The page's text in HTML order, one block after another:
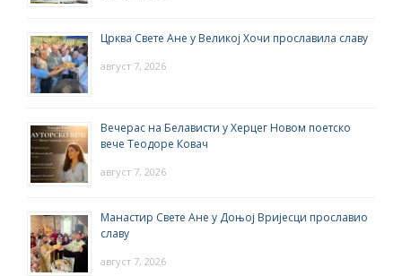
Црква Свете Ане у Великој Хочи прославила славу
август 7, 2026
Вечерас на Белависти у Херцег Новом поетско
вече Теодоре Ковач
август 7, 2026
Манастир Свете Ане у Доњој Вријесци прославио
славу
август 7, 2026